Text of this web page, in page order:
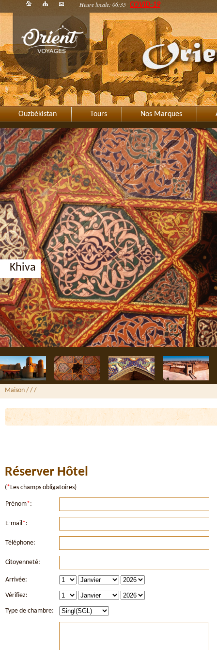
Heure locale: 06:35 COVID-19
Ouzbékistan Tours Nos Marques
Khiva
Maison / / /
Réserver Hôtel
(*Les champs obligatoires)
Prénom*:
E-mail*:
Téléphone:
Citoyenneté:
Arrivée:
Vérifiez:
Type de chambre: